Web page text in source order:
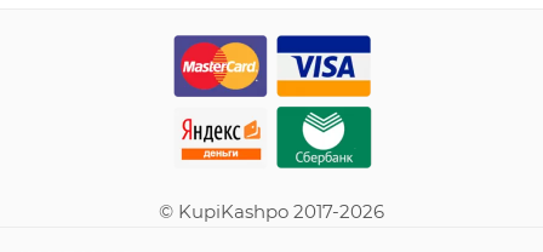
© KupiKashpo 2017-2026